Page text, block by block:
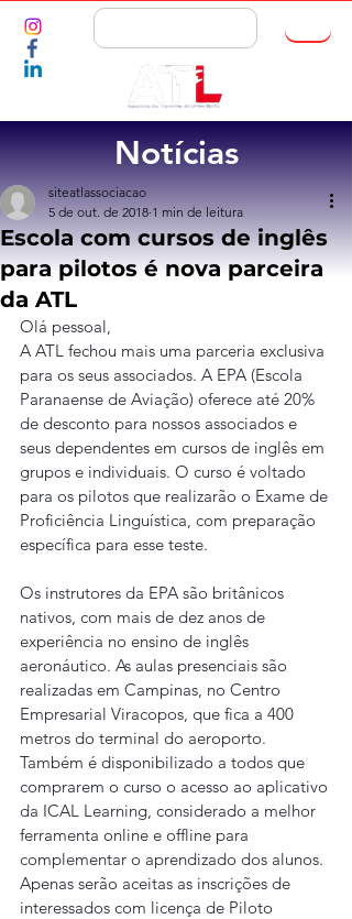
Notícias
Escola com cursos de inglês
para pilotos é nova parceira
da ATL
siteatlassociacao
5 de out. de 2018 1 min de leitura
Olá pessoal,
A ATL fechou mais uma parceria exclusiva
para os seus associados. A EPA (Escola
Paranaense de Aviação) oferece até 20%
de desconto para nossos associados e
seus dependentes em cursos de inglês em
grupos e individuais. O curso é voltado
para os pilotos que realizarão o Exame de
Proficiência Linguística, com preparação
específica para esse teste.
Os instrutores da EPA são britânicos
nativos, com mais de dez anos de
experiência no ensino de inglês
aeronáutico. As aulas presenciais são
realizadas em Campinas, no Centro
Empresarial Viracopos, que fica a 400
metros do terminal do aeroporto.
Também é disponibilizado a todos que
comprarem o curso o acesso ao aplicativo
da ICAL Learning, considerado a melhor
ferramenta online e offline para
complementar o aprendizado dos alunos.
Apenas serão aceitas as inscrições de
interessados com licença de Piloto